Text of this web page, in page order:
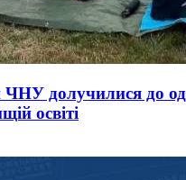
ЧНУ долучилися до
освіті